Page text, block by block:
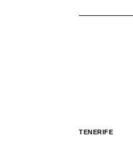
TENERIFE